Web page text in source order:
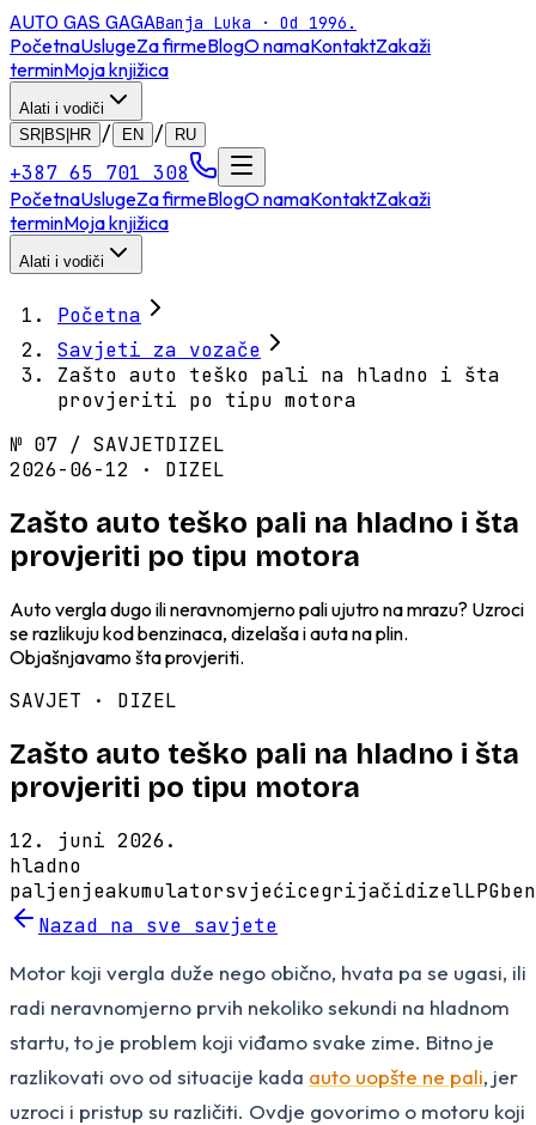
AUTO GAS GAGABanja Luka · Od 1996.
PočetnaUslugeZa firmeBlogO namaKontaktZakaži
terminMoja knjižica
Alati i vodiči
SR|BS|HR
/ EN / RU
+387 65 701 308
PočetnaUslugeZa firmeBlogO namaKontaktZakaži
terminMoja knjižica
Alati i vodiči
Početna
Savjeti za vozače
Zašto auto teško pali na hladno i šta
provjeriti po tipu motora
№ 07 / SAVJETDIZEL
2026-06-12 · DIZEL
Zašto auto teško pali na hladno i šta
provjeriti po tipu motora
Auto vergla dugo ili neravnomjerno pali ujutro na mrazu? Uzroci
se razlikuju kod benzinaca, dizelaša i auta na plin.
Objašnjavamo šta provjeriti.
SAVJET · DIZEL
Zašto auto teško pali na hladno i šta
provjeriti po tipu motora
12. juni 2026.
hladno
paljenjeakumulatorsvjećicegrijačidizelLPG
Nazad na sve savjete
Motor koji vergla duže nego obično, hvata pa se ugasi, ili
radi neravnomjerno prvih nekoliko sekundi na hladnom
startu, to je problem koji viđamo svake zime. Bitno je
razlikovati ovo od situacije kada auto uopšte ne pali, jer
uzroci i pristup su različiti. Ovdje govorimo o motoru koji